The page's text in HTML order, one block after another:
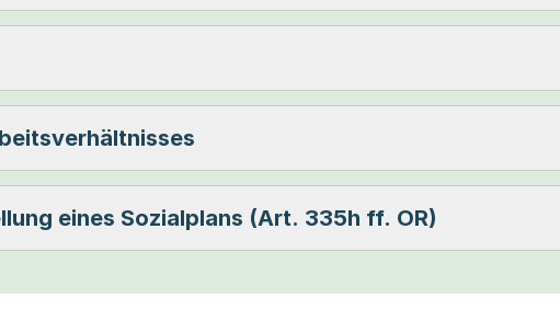
eines Sozialplans (Art. 335h ff. OR)